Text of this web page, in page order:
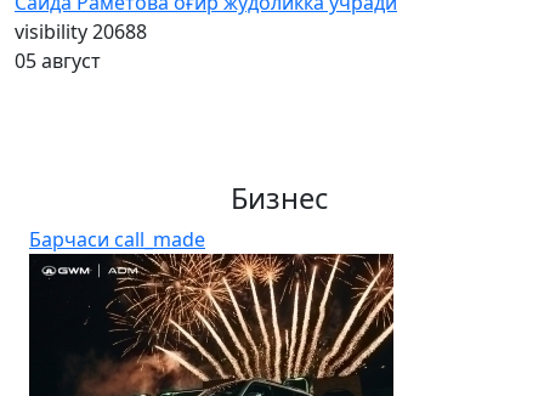
visibility20688
05 август
Бизнес
Барчаси call_made